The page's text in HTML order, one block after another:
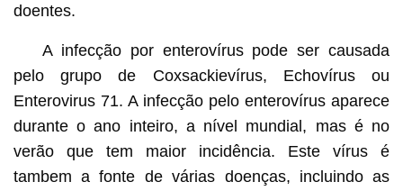
doentes.
A infecção por enterovírus pode ser causada
pelo grupo de Coxsackievírus, Echovírus ou
Enterovirus 71. A infecção pelo enterovírus aparece
durante o ano inteiro, a nível mundial, mas é no
verão que tem maior incidência. Este vírus é
tambem a fonte de várias doenças, incluindo as